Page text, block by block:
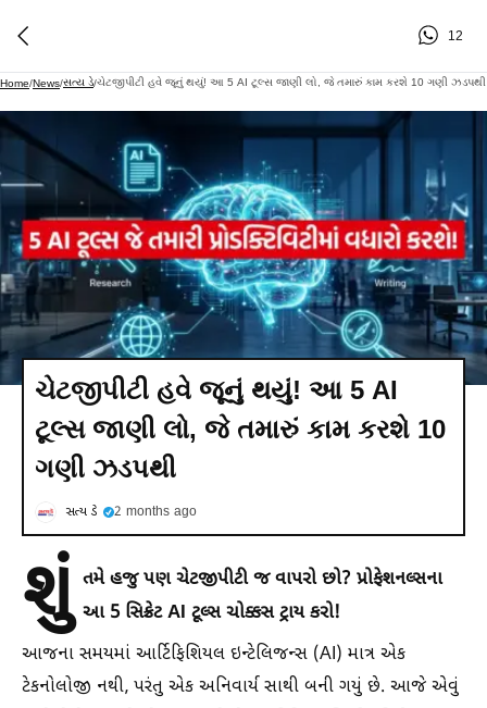
12
Home/News/સત્ય ડે/ચેટજીપીટી હવે જૂનું થયું! આ 5 AI ટૂલ્સ જાણી લો, જે તમારું કામ કરશે 10 ગણી ઝડપથી
ચેટજીપીટી હવે જૂનું થયું! આ 5 AI
ટૂલ્સ જાણી લો, જે તમારું કામ કરશે 10
ગણી ઝડપથી
સત્ય ડે 2 months ago
શું તમે હજુ પણ ચેટજીપીટી જ વાપરો છો? પ્રોફેશનલ્સના
આ 5 સિક્રેટ AI ટૂલ્સ ચોક્કસ ટ્રાય કરો!
આજના સમયમાં આર્ટિફિશિયલ ઇન્ટેલિજન્સ (AI) માત્ર એક
ટેકનોલોજી નથી, પરંતુ એક અનિવાર્ય સાથી બની ગયું છે. આજે એવું